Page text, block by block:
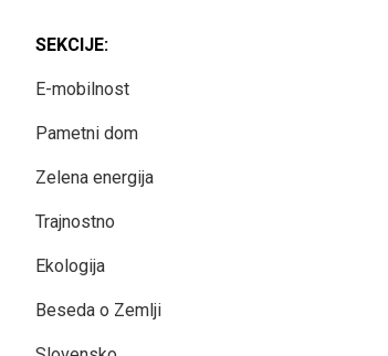
SEKCIJE:
E-mobilnost
Pametni dom
Zelena energija
Trajnostno
Ekologija
Beseda o Zemlji